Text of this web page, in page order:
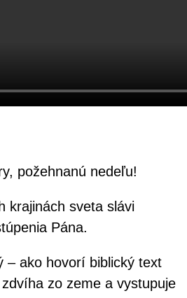
požehnanú nedeľu!
krajinách sveta slávi
Pána.
– ako hovorí biblický text
zo zeme a vystupuje